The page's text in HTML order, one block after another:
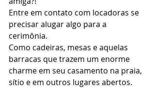
Entre em contato com locadoras se
precisar alugar algo para a
cerimônia.
Como cadeiras, mesas e aquelas
barracas que trazem um enorme
charme em seu casamento na praia,
sítio e em outros lugares abertos.